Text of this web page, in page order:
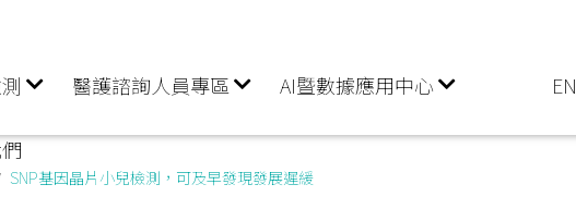
醫護諮詢人員專區 AI暨數據應用中心 EN
SNP基因晶片小兒檢測，可及早發現發展遲緩